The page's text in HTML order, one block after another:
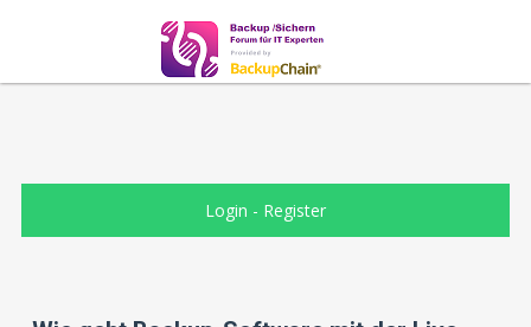
Login - Register